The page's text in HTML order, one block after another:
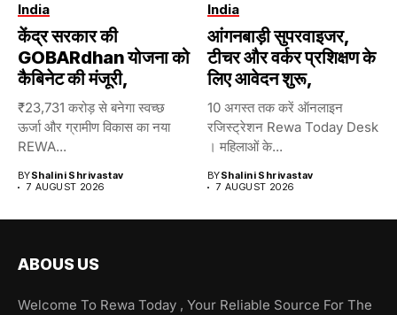
India
केंद्र सरकार की
GOBARdhan योजना को
कैबिनेट की मंजूरी,
₹23,731 करोड़ से बनेगा स्वच्छ
ऊर्जा और ग्रामीण विकास का नया
REWA...
BYShalini Shrivastav
7 AUGUST 2026
India
आंगनबाड़ी सुपरवाइजर,
टीचर और वर्कर प्रशिक्षण के
लिए आवेदन शुरू,
10 अगस्त तक करें ऑनलाइन
रजिस्ट्रेशन Rewa Today Desk
। महिलाओं के...
BYShalini Shrivastav
7 AUGUST 2026
ABOUS US
Welcome To Rewa Today , Your Reliable Source For The